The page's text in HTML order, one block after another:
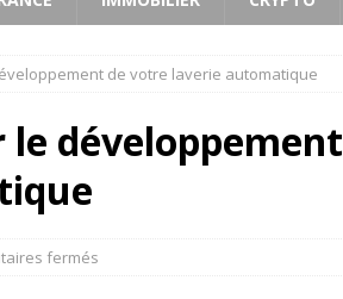
de votre laverie automatique
développement
fermés